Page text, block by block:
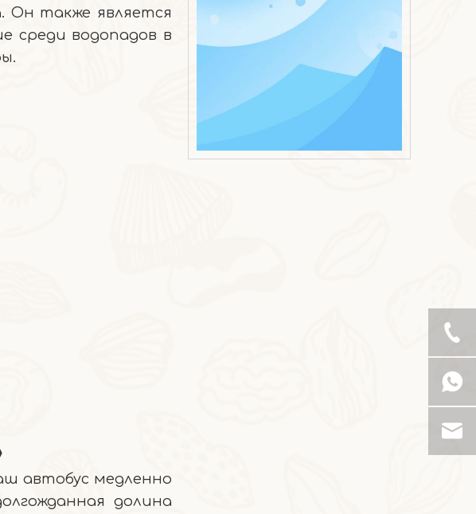
Он также является
среди водопадов в
автобус медленно
долина
Печенье из коричневого риса с сыром и водорослями, кешью